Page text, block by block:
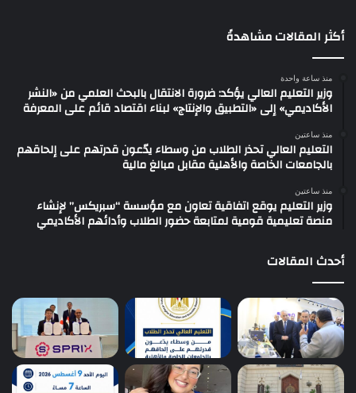
أكثر المقالات مشاهدةً
منذ ساعة واحدة
وزير التعليم العالي يؤكد: ضرورة الانتقال بالبحث العلمي من «النشر
الأكاديمي» إلى «التطبيق والإنتاج» لبناء اقتصاد قائم على المعرفة
منذ ساعتين
التعليم العالي تحذر الطلاب من وسطاء يدّعون قدرتهم على إلحاقهم
بالجامعات الخاصة والأهلية مقابل مبالغ مالية
منذ ساعتين
وزير التعليم يوقع اتفاقية تعاون مع مؤسسة “سبريكس” لإنشاء
منصة تعليمية قومية لمتابعة حضور الطلاب وأدائهم الأكاديمي
أحدث المقالات